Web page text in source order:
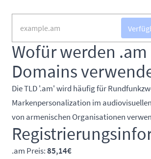
Wofür werden .am
Domains
Die TLD '.am' wird häufig für
Markenpersonalization im
von armenischen Organisationen
.am Preis:85,14€